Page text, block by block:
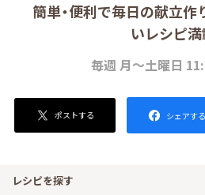
簡単・便利で毎日の献立作
いレシピ満
毎週 月～土曜日
ポストする シェアする
レシピを探す